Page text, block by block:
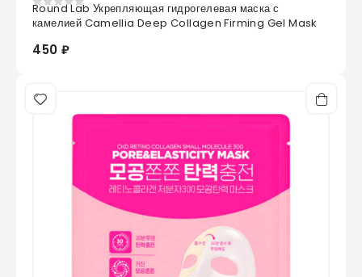
0 из 5
Round Lab Укрепляющая гидрогелевая маска с
камелией Camellia Deep Collagen Firming Gel Mask
450 ₽